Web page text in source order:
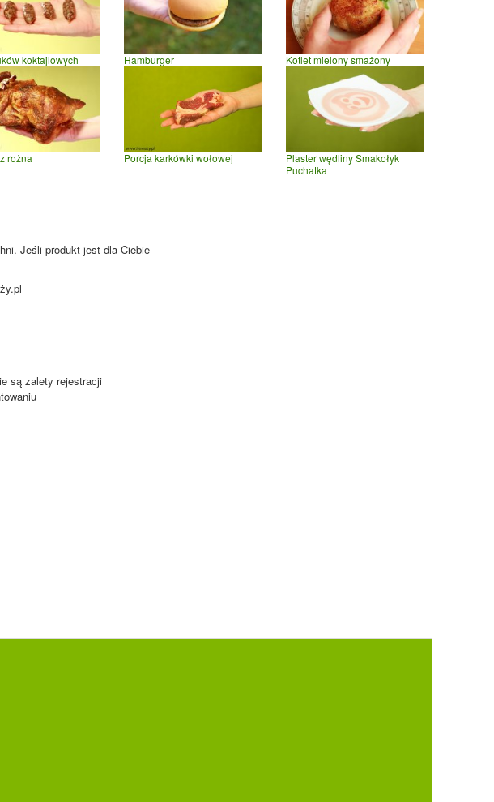
koktajlowych Hamburger Kotlet mielony smażony
rożna Porcja karkówki wołowej
Plaster wędliny Smakołyk
Puchatka
Jeśli produkt jest dla Ciebie
są zalety rejestracji